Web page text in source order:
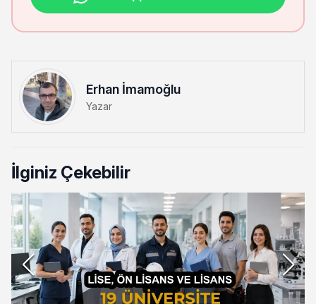
Erhan İmamoğlu
Yazar
İlginiz Çekebilir